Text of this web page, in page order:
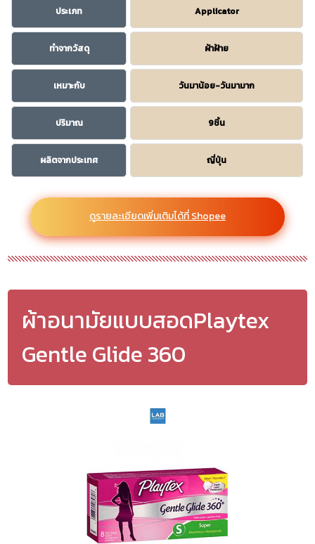
ประเภท Applicator
ทำจากวัสดุ ผ้าฝ้าย
เหมาะกับ วันมาน้อย-วันมามาก
ปริมาณ 9ชิ้น
ผลิตจากประเทศ ญี่ปุ่น
ดูรายละเอียดเพิ่มเติมได้ที่ Shopee
ผ้าอนามัยแบบสอดPlaytex
Gentle Glide 360